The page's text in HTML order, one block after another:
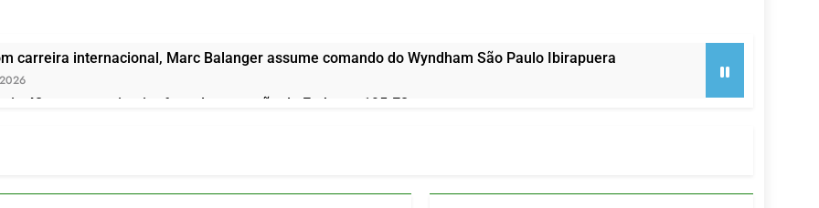
carreira internacional, Marc Balanger assume comando do Wyndham São Paulo Ibirapuera
42 rotas na primeira fase de operação do Embraer 195-E2
Catarinense: Região do Salto Caveiras atrai novos investimentos e fortalece infraestrutura